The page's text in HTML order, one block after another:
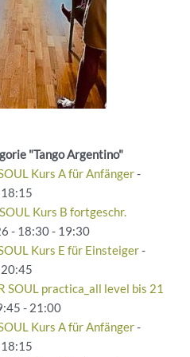
"Tango Argentino"
Kurs A für Anfänger-
Kurs B fortgeschr.
- 18:30 - 19:30
Kurs E für Einsteiger-
SOUL practica_all level bis 21
- 21:00
Kurs A für Anfänger-